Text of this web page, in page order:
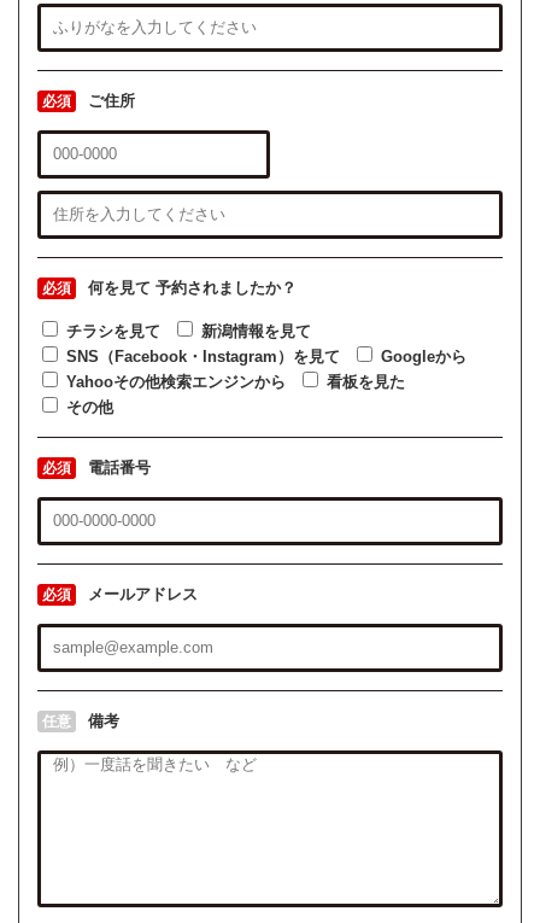
必須 ご住所
必須 何を見て 予約されましたか？
チラシを見て
新潟情報を見て
SNS（Facebook・Instagram）を見て
Googleから
Yahooその他検索エンジンから
看板を見た
その他
必須 電話番号
必須 メールアドレス
任意 備考